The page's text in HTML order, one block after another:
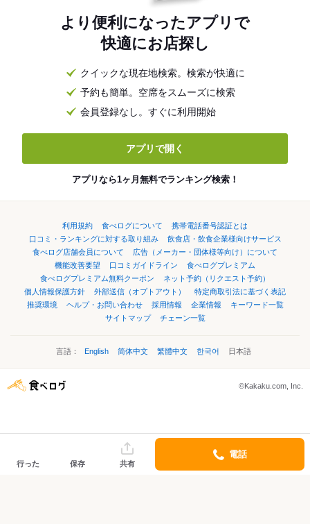
より便利になったアプリで
快適にお店探し
クイックな現在地検索。検索が快適に
予約も簡単。空席をスムーズに検索
会員登録なし。すぐに利用開始
アプリで開く
アプリなら1ヶ月無料でランキング検索！
利用規約 食べログについて
携帯電話番号認証とは
口コミ・ランキングに対する取り組み
飲食店・飲食企業様向けサービス
食べログ店舗会員について
広告（メーカー・団体様等向け）について
機能改善要望
口コミガイドライン
食べログプレミアム
食べログプレミアム無料クーポン
ネット予約（リクエスト予約）
個人情報保護方針
外部送信（オプトアウト）
特定商取引法に基づく表記
推奨環境
ヘルプ・お問い合わせ 採用情報 企業情報
キーワード一覧
サイトマップ
チェーン一覧
言語： English 简体中文 繁體中文 한국어 日本語
©Kakaku.com, Inc.
行った 保存 共有
電話